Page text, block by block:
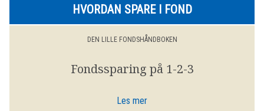
HVORDAN SPARE I FOND
DEN LILLE FONDSHÅNDBOKEN
Fondssparing på 1-2-3
Les mer